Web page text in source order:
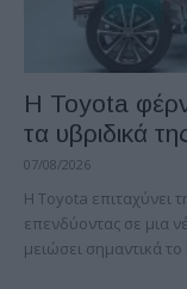
Η Toyota
τα υβριδικά
07/08/2026
Η Toyota επιταχύνει
επενδύοντας σε μια
μειώσει σημαντικά